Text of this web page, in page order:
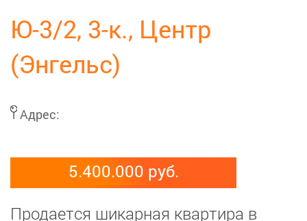
Ю-3/2, 3-к., Центр
(Энгельс)
Адрес:
5.400.000 руб.
Продается шикарная квартира в